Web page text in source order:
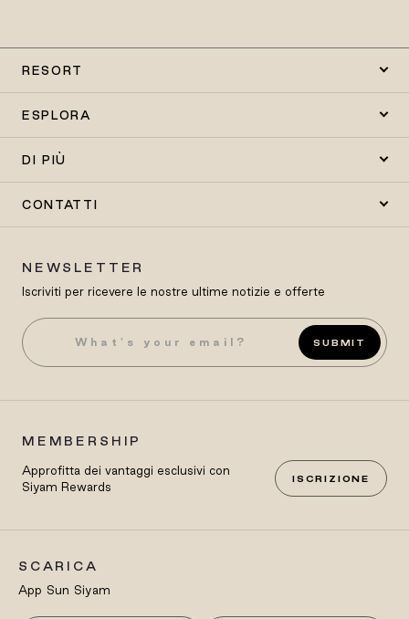
RESORT
ESPLORA
DI PIÙ
CONTATTI
NEWSLETTER
Iscriviti per ricevere le nostre ultime notizie e offerte
SUBMIT
MEMBERSHIP
Approfitta dei vantaggi esclusivi con
Siyam Rewards
ISCRIZIONE
SCARICA
App Sun Siyam